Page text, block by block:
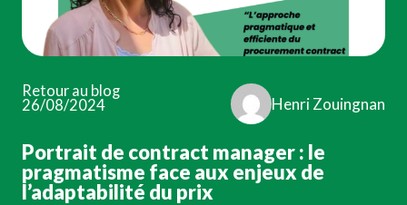
Retour au blog
26/08/2024
Henri Zouingnan
Portrait de contract manager : le
pragmatisme face aux enjeux de
l’adaptabilité du prix